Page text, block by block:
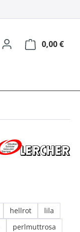
0,00 €
hellrot
lila
perlmuttrosa